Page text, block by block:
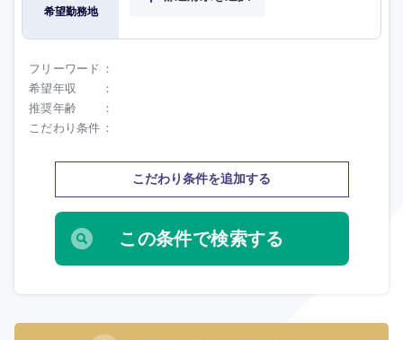
希望勤務地
フリーワード
希望年収
推奨年齢
こだわり条件
こだわり条件を追加する
九州・沖縄
長崎県
大分県 宮崎県